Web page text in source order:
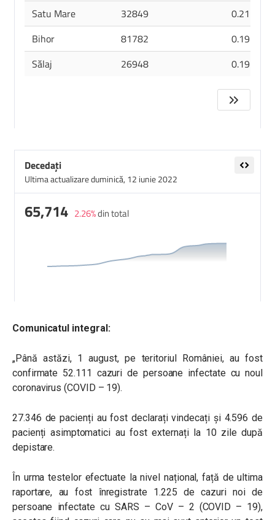
Comunicatul integral:
„Până astăzi, 1 august, pe teritoriul României, au fost
confirmate 52.111 cazuri de persoane infectate cu noul
coronavirus (COVID – 19).
27.346 de pacienți au fost declarați vindecați și 4.596 de
pacienți asimptomatici au fost externați la 10 zile după
depistare.
În urma testelor efectuate la nivel național, față de ultima
raportare, au fost înregistrate 1.225 de cazuri noi de
persoane infectate cu SARS – CoV – 2 (COVID – 19),